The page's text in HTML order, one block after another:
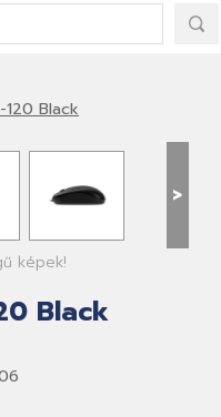
120 Black
>
képek!
Black